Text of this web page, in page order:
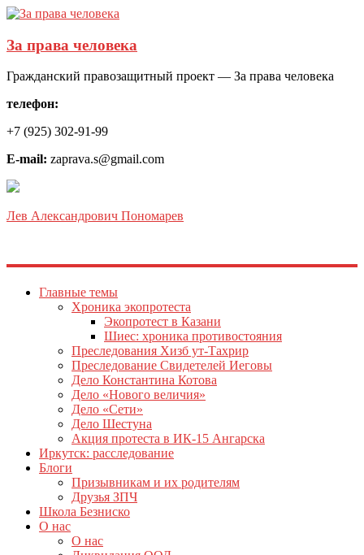
За права человека
Гражданский правозащитный проект — За права человека
телефон:
+7 (925) 302-91-99
E-mail: zaprava.s@gmail.com
Лев Александрович Пономарев
Главные темы
Хроника экопротеста
Экопротест в Казани
Шиес: хроника противостояния
Преследования Хизб ут-Тахрир
Преследование Свидетелей Иеговы
Дело Константина Котова
Дело «Нового величия»
Дело «Сети»
Дело Шестуна
Акция протеста в ИК-15 Ангарска
Иркутск: расследование
Блоги
Призывникам и их родителям
Друзья ЗПЧ
Школа Безниско
О нас
О нас